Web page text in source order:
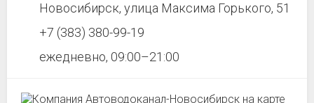
Новосибирск, улица Максима Горького, 51
+7 (383) 380-99-19
ежедневно, 09:00–21:00